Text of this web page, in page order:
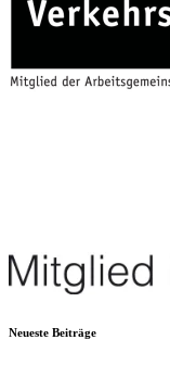
Neueste Beiträge